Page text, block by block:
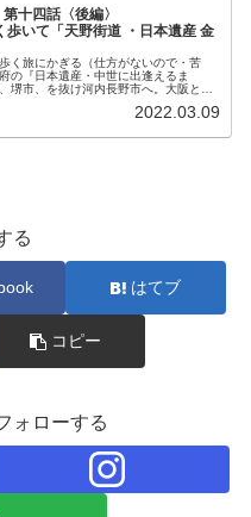
十四話〈後編〉
歩いて「天野街道 ・日本遺産 金
く旅にかぎる（仕方がないので・苦
の『日本遺産・中世に出逢えるま
堺市、を抜け河内長野市へ。大阪とは
目指して約15キロを歩く後編。
2022.03.09
る
はてブ
コピー
ォローする